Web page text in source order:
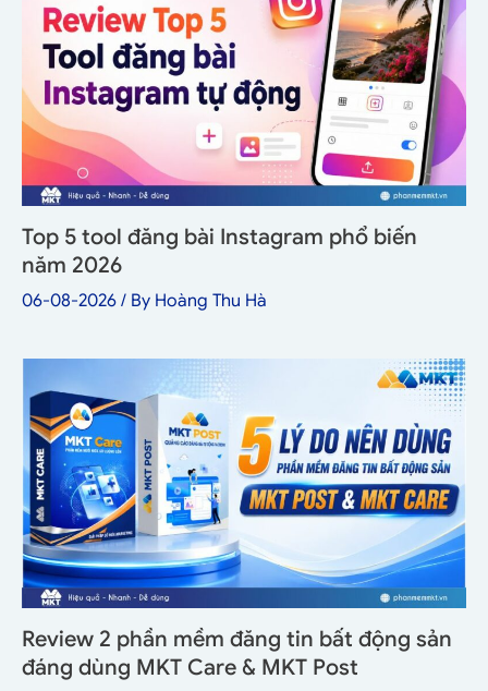
Top 5 tool đăng bài Instagram phổ biến
năm 2026
06-08-2026 / By Hoàng Thu Hà
Review 2 phần mềm đăng tin bất động sản
đáng dùng MKT Care & MKT Post